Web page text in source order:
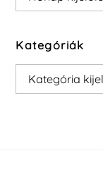
Kategóriák
Kategóriák